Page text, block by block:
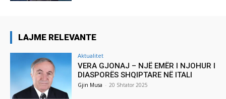
LAJME RELEVANTE
Aktualitet
VERA GJONAJ – NJË EMËR I NJOHUR I
DIASPORËS SHQIPTARE NË ITALI
Gjin Musa - 20 Shtator 2025